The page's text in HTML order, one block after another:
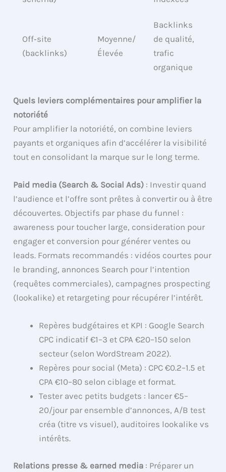
Off‑site
(backlinks)
Moyenne/
Élevée
Backlinks
de qualité,
trafic
organique
Quels leviers complémentaires pour amplifier la
notoriété
Pour amplifier la notoriété, on combine leviers
payants et organiques afin d’accélérer la visibilité
tout en consolidant la marque sur le long terme.
Paid media (Search & Social Ads) : Investir quand
l’audience et l’offre sont prêtes à convertir ou à être
découvertes. Objectifs par phase du funnel :
awareness pour toucher large, consideration pour
engager et conversion pour générer ventes ou
leads. Formats recommandés : vidéos courtes pour
le branding, annonces Search pour l’intention
(requêtes commerciales), campagnes prospecting
(lookalike) et retargeting pour récupérer l’intérêt.
Repères budgétaires et KPI : Google Search
CPC indicatif €1–3 et CPA €20–150 selon
secteur (selon WordStream 2022).
Repères pour social (Meta) : CPC €0.2–1.5 et
CPA €10–80 selon ciblage et format.
Tester avec petits budgets : lancer €5–
20/jour par ensemble d’annonces, A/B test
créa (titre vs visuel), auditoires lookalike vs
intérêts.
Relations presse & earned media : Préparer un